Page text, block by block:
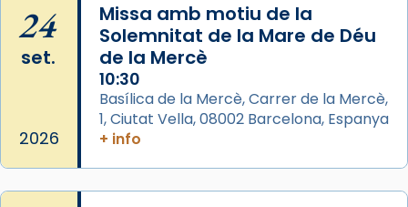
eterna”) són deixebles seves. I l’any 1667, el
frare Joan Gaspar Roig, afirma en una obra
que les santes són filles de l’antiga Iluro.
Mataró en reivindicarà les relíquies fins que
les aconseguirà el 1772. L’ofici que es canta
a la “Missa de les Santes” (“Missa de
24
set.
2026
Missa amb motiu de la
Solemnitat de la Mare de Déu
de la Mercè
10:30
Basílica de la Mercè, Carrer de la Mercè,
1, Ciutat Vella, 08002 Barcelona, Espanya
+ info